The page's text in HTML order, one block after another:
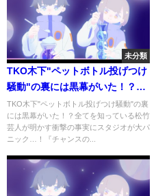
未分類
TKO木下"ペットボトル投げつけ
騒動"の裏には黒幕がいた！？全
てを知っている松竹芸人が明か
す衝撃の事実にスタジオが大パ
ニック…！『チャンスの時間
で放送中！
TKO木下"ペットボトル投げつけ騒動"の裏
には黒幕がいた！？全てを知っている松竹
芸人が明かす衝撃の事実にスタジオが大パ
ニック…！『チャンスの...